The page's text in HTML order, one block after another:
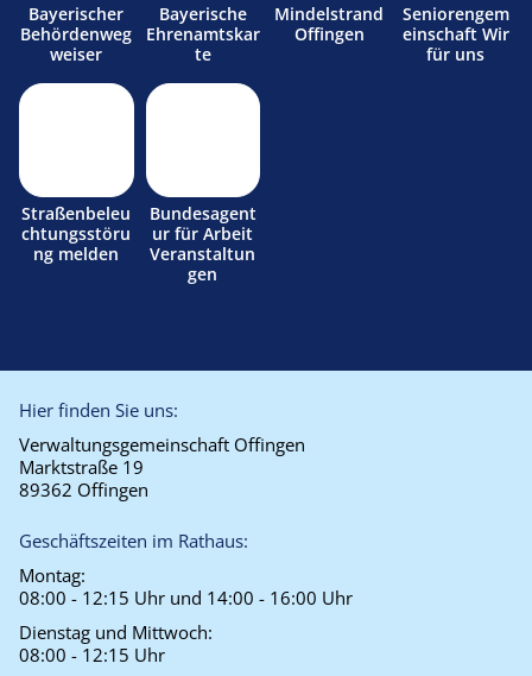
Bayerischer
Behördenweg
weiser
Bayerische
Ehrenamtskar
te
Mindelstrand
Offingen
Seniorengem
einschaft Wir
für uns
Straßenbeleu
chtungsstöru
ng melden
Bundesagent
ur für Arbeit
Veranstaltun
gen
Hier finden Sie uns:
Verwaltungsgemeinschaft Offingen
Marktstraße 19
89362 Offingen
Geschäftszeiten im Rathaus:
Montag:
08:00 - 12:15 Uhr und 14:00 - 16:00 Uhr
Dienstag und Mittwoch:
08:00 - 12:15 Uhr